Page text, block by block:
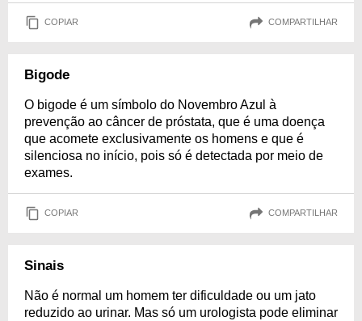
COPIAR COMPARTILHAR
Bigode
O bigode é um símbolo do Novembro Azul à
prevenção ao câncer de próstata, que é uma doença
que acomete exclusivamente os homens e que é
silenciosa no início, pois só é detectada por meio de
exames.
COPIAR COMPARTILHAR
Sinais
Não é normal um homem ter dificuldade ou um jato
reduzido ao urinar. Mas só um urologista pode eliminar